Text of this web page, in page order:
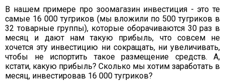
В нашем примере про зоомагазин инвестиция - это те
самые 16 000 тугриков (мы вложили по 500 тугриков в
32 товарные группы), которые оборачиваются 30 раз в
месяц и дают нам такую прибыль, что совсем не
хочется эту инвестицию ни сокращать, ни увеличивать,
чтобы не испортить такое размещение средств. А,
кстати, какую прибыль? Сколько мы хотим заработать в
месяц, инвестировав 16 000 тугриков?